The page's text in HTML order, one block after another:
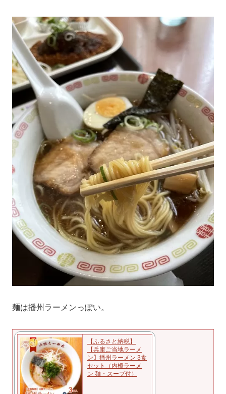
麺は播州ラーメンっぽい。
【ふるさと納税】
【兵庫ご当地ラーメ
ン】播州ラーメン 3食
セット（内橋ラーメ
ン 麺・スープ付）